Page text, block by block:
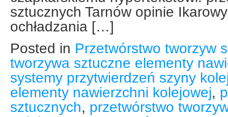
sztucznych Tarnów opinie
ochładzania […]
Posted in Przetwórstwo tworzyw
tworzywa sztuczne elementy
systemy przytwierdzeń szyny
elementy nawierzchni kolejowej,
sztucznych, przetwórstwo